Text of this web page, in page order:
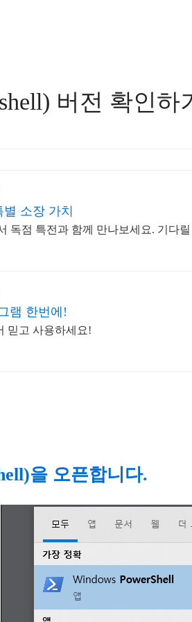
버전 확인하
소장 가치
독점 특전과 함께 만나보세요. 기다
램 한번에!
믿고 사용하세요!
을 오픈합니다.